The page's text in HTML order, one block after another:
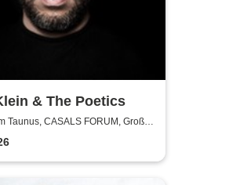
& The Poetics
Taunus, CASALS FORUM, Großer